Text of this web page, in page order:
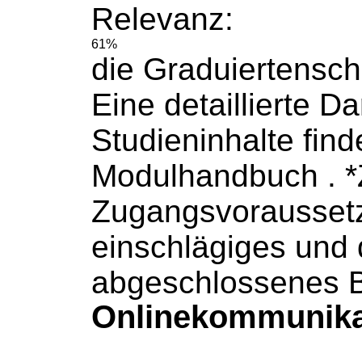
Relevanz:
61%
die
Eine detaillierte
Studieninhalte
Modulhandbuch .
einschlägiges und
abgeschlossenes